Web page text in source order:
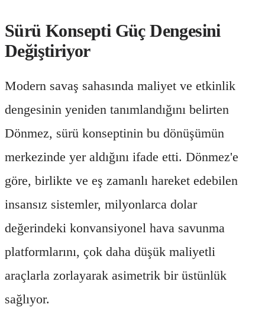
Sürü Konsepti Güç Dengesini
Değiştiriyor
Modern savaş sahasında maliyet ve etkinlik
dengesinin yeniden tanımlandığını belirten
Dönmez, sürü konseptinin bu dönüşümün
merkezinde yer aldığını ifade etti. Dönmez'e
göre, birlikte ve eş zamanlı hareket edebilen
insansız sistemler, milyonlarca dolar
değerindeki konvansiyonel hava savunma
platformlarını, çok daha düşük maliyetli
araçlarla zorlayarak asimetrik bir üstünlük
sağlıyor.